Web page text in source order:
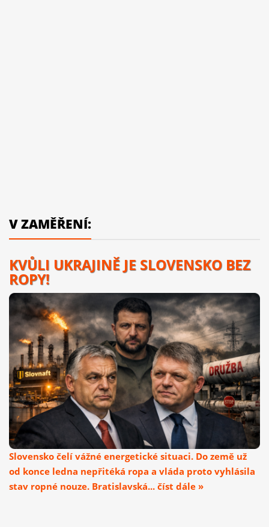
V ZAMĚŘENÍ:
KVŮLI UKRAJINĚ JE SLOVENSKO BEZ
ROPY!
Slovensko čelí vážné energetické situaci. Do země už
od konce ledna nepřitéká ropa a vláda proto vyhlásila
stav ropné nouze. Bratislavská... číst dále »